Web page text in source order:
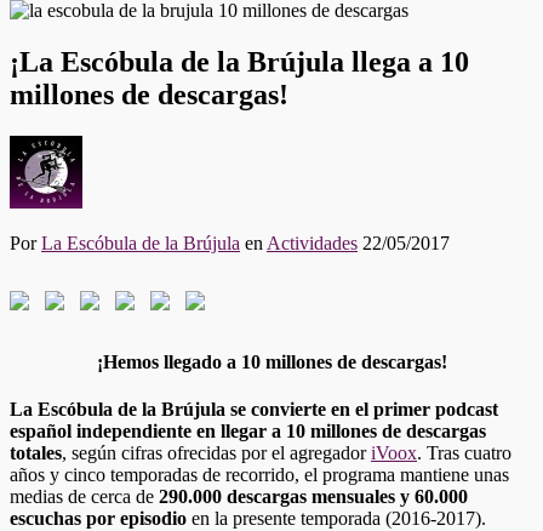
¡La Escóbula de la Brújula llega a 10
millones de descargas!
PorLa Escóbula de la Brújula en Actividades 22/05/2017
¡Hemos llegado a 10 millones de descargas!
La Escóbula de la Brújula se convierte en el primer podcast
español independiente en llegar a 10 millones de descargas
totales, según cifras ofrecidas por el agregadoriVoox. Tras cuatro
años y cinco temporadas de recorrido, el programa mantiene unas
medias de cerca de 290.000 descargas mensuales y 60.000
escuchas por episodio en la presente temporada (2016-2017).